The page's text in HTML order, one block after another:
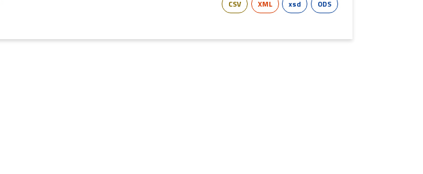
CSV XML xsd ODS